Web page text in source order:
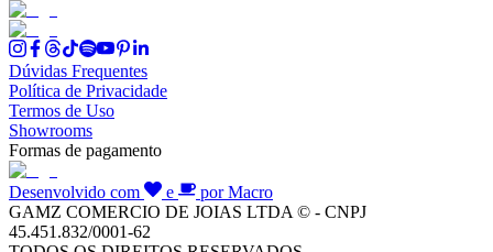
Dúvidas Frequentes
Política de Privacidade
Termos de Uso
Showrooms
Formas de pagamento
Desenvolvido com e
por Macro
GAMZ COMERCIO DE JOIAS LTDA © - CNPJ
45.451.832/0001-62